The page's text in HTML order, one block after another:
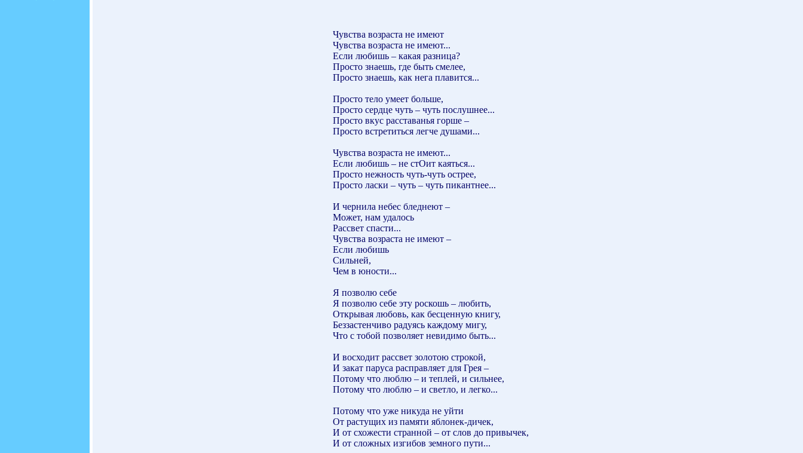
Чувства возраста не имеют
Чувства возраста не имеют...
Если любишь – какая разница?
Просто знаешь, где быть смелее,
Просто знаешь, как нега плавится...
Просто тело умеет больше,
Просто сердце чуть – чуть послушнее...
Просто вкус расставанья горше –
Просто встретиться легче душами...
Чувства возраста не имеют...
Если любишь – не стОит каяться...
Просто нежность чуть-чуть острее,
Просто ласки – чуть – чуть пикантнее...
И чернила небес бледнеют –
Может, нам удалось
Рассвет спасти...
Чувства возраста не имеют –
Если любишь
Сильней,
Чем в юности...
Я позволю себе
Я позволю себе эту роскошь – любить,
Открывая любовь, как бесценную книгу,
Беззастенчиво радуясь каждому мигу,
Что с тобой позволяет невидимо быть...
И восходит рассвет золотою строкой,
И закат паруса расправляет для Грея –
Потому что люблю – и теплей, и сильнее,
Потому что люблю – и светло, и легко...
Потому что уже никуда не уйти
От растущих из памяти яблонек-дичек,
И от схожести странной – от слов до привычек,
И от сложных изгибов земного пути...